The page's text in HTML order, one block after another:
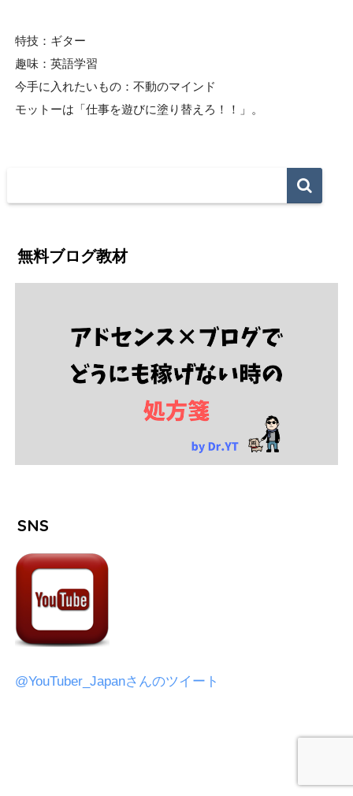
特技：ギター
趣味：英語学習
今手に入れたいもの：不動のマインド
モットーは「仕事を遊びに塗り替えろ！！」。
無料ブログ教材
SNS
@YouTuber_Japanさんのツイート